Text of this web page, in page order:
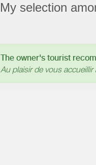
My selection
The owner's tourist
Au plaisir de vous accueillir